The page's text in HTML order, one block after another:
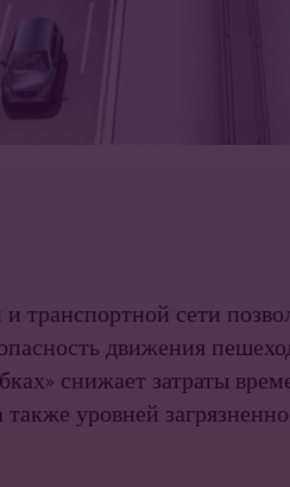
сети
движения
снижает затраты
уровней